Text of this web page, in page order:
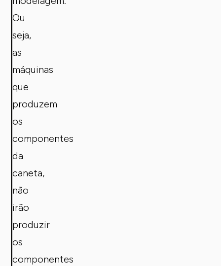
Ou
seja,
as
máquinas
que
produzem
os
componentes
da
caneta,
não
irão
produzir
os
componentes